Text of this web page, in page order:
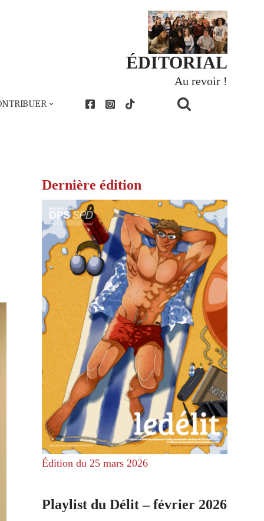
ÉDITORIAL
Au revoir !
Dernière édition
Édition du 25 mars 2026
Playlist du Délit – février 2026